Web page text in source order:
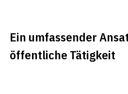
Ein umfassender
öffentliche Tätigkeit